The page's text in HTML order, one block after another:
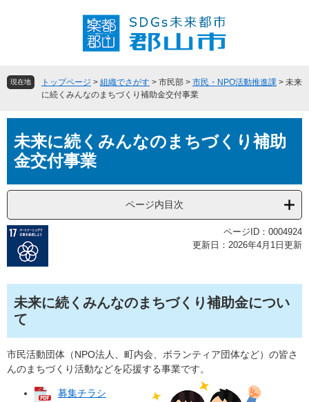
頭
飛現在地 トップページ > 組織でさがす > 市民部 > 市民・NPO活動推進課 > 未来
に続くみんなのまちづくり補助金交付事業
文未来に続くみんなのまちづくり補助
金交付事業
ページ内目次
ページID：0004924
更新日：2026年4月1日更新
​未来に続くみんなのまちづくり補助金につい
て
市民活動団体（NPO法人、町内会、ボランティア団体など）の皆さ
んのまちづくり活動などを応援する事業です。
募集チラシ